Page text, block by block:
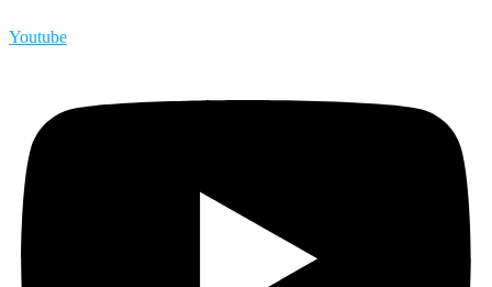
Youtube